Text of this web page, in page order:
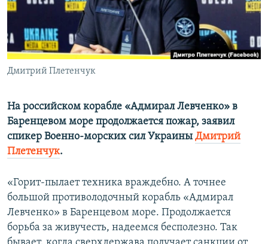
ПОБЕДИТЕЛЕЙ НЕ СУДЯТ?
КРЫМ.НЕПОКОРЕННЫЙ
ELIFBE
УКРАИНСКАЯ ПРОБЛЕМА КРЫМА
ПРИСОЕДИНЯЙТЕСЬ!
Дмитрий Плетенчук
На российском корабле «Адмирал Левченко» в
Баренцевом море продолжается пожар, заявил
спикер Военно-морских сил Украины Дмитрий
Плетенчук.
«Горит-пылает техника враждебно. А точнее
большой противолодочный корабль «Адмирал
Левченко» в Баренцевом море. Продолжается
борьба за живучесть, надеемся бесполезно. Так